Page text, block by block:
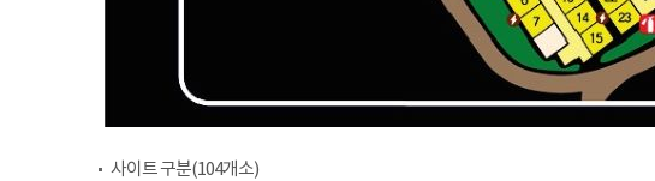
사이트 구분(104개소)